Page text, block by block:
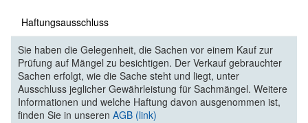
Haftungsausschluss
Sie haben die Gelegenheit, die Sachen vor einem Kauf zur
Prüfung auf Mängel zu besichtigen. Der Verkauf gebrauchter
Sachen erfolgt, wie die Sache steht und liegt, unter
Ausschluss jeglicher Gewährleistung für Sachmängel. Weitere
Informationen und welche Haftung davon ausgenommen ist,
finden Sie in unseren AGB (link)